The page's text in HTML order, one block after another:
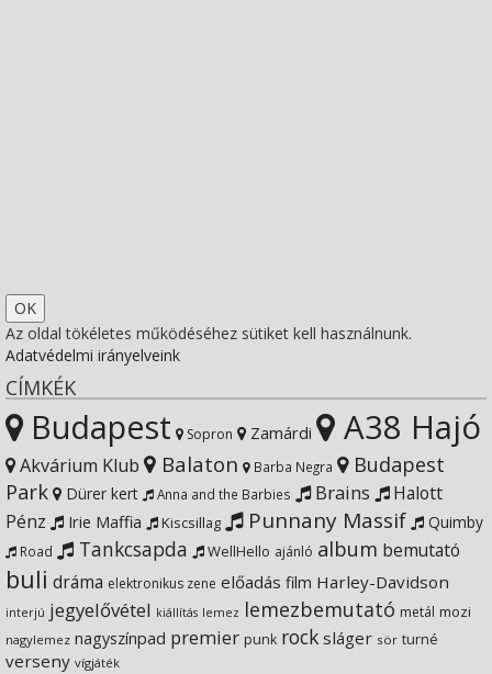
Twitter
on
Instagram
profile
on
YouTube
SocfestHun’s
profile
on
Google+
Az oldal tökéletes működéséhez sütiket kell használnunk.
Adatvédelmi irányelveink
CÍMKÉK
Budapest Sopron Zamárdi A38 Hajó
Akvárium Klub Balaton Barba Negra
Budapest
Park
Dürer kert Anna and the Barbies Brains
Halott
Pénz
Irie Maffia Kiscsillag Punnany Massif Quimby
Road Tankcsapda WellHello ajánló album bemutató
buli dráma elektronikus zene előadás film Harley-Davidson
interjú jegyelővétel kiállítás lemez lemezbemutató metál mozi
nagylemez nagyszínpad premier punk rock sláger sör turné
verseny vígjáték